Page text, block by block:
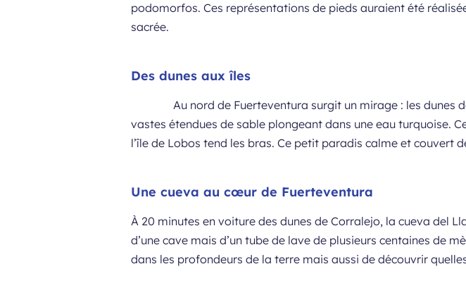
podomorfos. Ces représentations de pieds auraient été
sacrée.
Des dunes aux îles
Au nord de Fuerteventura surgit un mirage : les dunes
vastes étendues de sable plongeant dans une eau turquoise.
l’île de Lobos tend les bras. Ce petit paradis calme et couvert
Une cueva au cœur de Fuerteventura
À 20 minutes en voiture des dunes de Corralejo, la cueva del
d’une cave mais d’un tube de lave de plusieurs centaines de
dans les profondeurs de la terre mais aussi de découvrir